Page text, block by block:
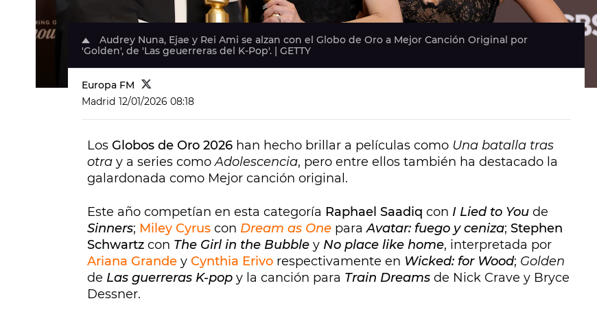
Audrey Nuna, Ejae y Rei Ami se alzan con el Globo de Oro a Mejor Canción Original por
'Golden', de 'Las geuerreras del K-Pop'. | GETTY
Europa FM
Madrid 12/01/2026 08:18
Los Globos de Oro 2026 han hecho brillar a películas como Una batalla tras
otra y a series comoAdolescencia, pero entre ellos también ha destacado la
galardonada como Mejor canción original.
Este año competían en esta categoría Raphael Saadiq con I Lied to You de
Sinners; Miley Cyrus con Dream as One paraAvatar: fuego y ceniza; Stephen
Schwartz con The Girl in the Bubble y No place like home, interpretada por
Ariana Grande y Cynthia Erivo respectivamente en Wicked: for Wood; Golden
de Las guerreras K-pop y la canción para Train Dreams de Nick Crave y Bryce
Dessner.